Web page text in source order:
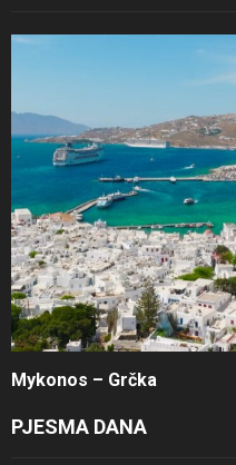
Mykonos – Grčka
PJESMA DANA